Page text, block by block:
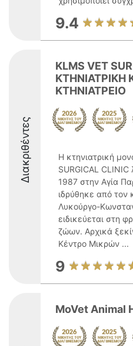
9.4
Διακριθέντες
KLMS VET
ΚΤΗΝΙΑΤΡΙΚΗ
ΚΤΗΝΙΑΤΡΕΙΟ
Η κτηνιατρική
SURGICAL CLINIC
1987 στην Αγία
ιδρύθηκε από τον
Λυκούργο-
ειδικεύεται στη
ζώων. Αρχικά
Κέντρο Μικρών ...
9
MoVet Animal